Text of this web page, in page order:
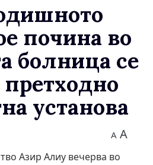
почина во
болница се
установа
A A
Азир Алиу вечерва во